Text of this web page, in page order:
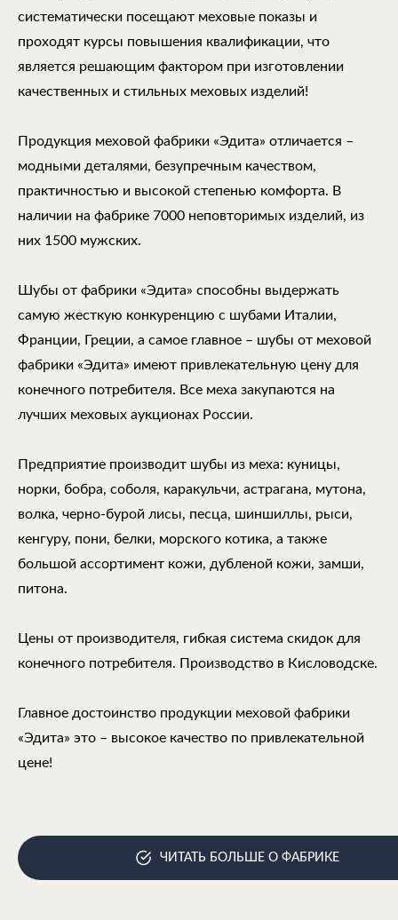
систематически посещают меховые показы и
проходят курсы повышения квалификации, что
является решающим фактором при изготовлении
качественных и стильных меховых изделий!
Продукция меховой фабрики «Эдита» отличается –
модными деталями, безупречным качеством,
практичностью и высокой степенью комфорта. В
наличии на фабрике 7000 неповторимых изделий, из
них 1500 мужских.
Шубы от фабрики «Эдита» способны выдержать
самую жесткую конкуренцию с шубами Италии,
Франции, Греции, а самое главное – шубы от меховой
фабрики «Эдита» имеют привлекательную цену для
конечного потребителя. Все меха закупаются на
лучших меховых аукционах России.
Предприятие производит шубы из меха: куницы,
норки, бобра, соболя, каракульчи, астрагана, мутона,
волка, черно-бурой лисы, песца, шиншиллы, рыси,
кенгуру, пони, белки, морского котика, а также
большой ассортимент кожи, дубленой кожи, замши,
питона.
Цены от производителя, гибкая система скидок для
конечного потребителя. Производство в Кисловодске.
Главное достоинство продукции меховой фабрики
«Эдита» это – высокое качество по привлекательной
цене!
ЧИТАТЬ БОЛЬШЕ О ФАБРИКЕ